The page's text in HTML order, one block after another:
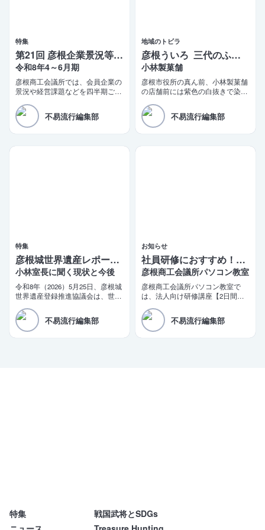
特集
第21回 彦根企業景況等調査報告
令和8年4～6月期
彦根商工会議所では、会員企業の
景況や経営課題などを四半期ごと
査」を実施しております。このほ
ど第21四半期（令和8年4〜6月
期）の調査結果がまとまりました
不易流行編集部
地域のトビラ
彦根ういろ 三代のふるさとの味
小林製菓舗
彦根市役所の真ん前、小林製菓舗
の店舗前には紫色の白抜きで染め
新しい陣旗が立っている。少し前
までは「彦根ういろ ふるさとの
味」だった。
不易流行編集部
特集
彦根城世界遺産レポート 5
小林室長に聞く現状と今後
令和8年（2026）5月25日、彦根城
世界遺産登録推進協議会は、世界
文化庁に提出した。三日月大造滋
賀県知事と田島一成彦根市長が同
日コメントを発表。「令和10年の
不易流行編集部
お知らせ
社員研修におすすめ！2日間で学べるビジネス講座
彦根商工会議所パソコン教室
彦根商工会議所パソコン教室で
は、法人向け研修講座【2日間で
を開講しております。商工会議所
の会員企業様限定の特別価格もご
用意しております。
不易流行編集部
特集
戦国武将とSDGs